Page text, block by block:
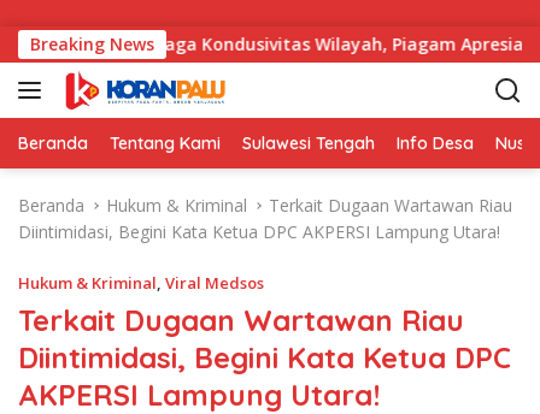
Breaking News
Menjaga Kondusivitas Wilayah, Piagam Apresiasi
Beranda Tentang Kami Sulawesi Tengah Info Desa
Beranda Hukum & Kriminal
Terkait Dugaan Wartawan Riau
Diintimidasi, Begini Kata Ketua DPC AKPERSI Lampung Utara!
Hukum & Kriminal, Viral Medsos
Terkait Dugaan Wartawan Riau
Diintimidasi, Begini Kata Ketua DPC
AKPERSI Lampung Utara!